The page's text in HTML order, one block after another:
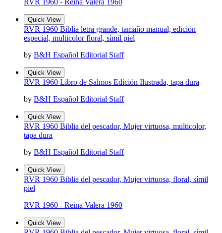
Quick View
RVR 1960 Biblia letra grande, tamaño manual, edición
especial, multicolor floral, símil piel
by B&H Español Editorial Staff
Quick View
RVR 1960 Libro de Salmos Edición Ilustrada, tapa dura
by B&H Español Editorial Staff
Quick View
RVR 1960 Biblia del pescador, Mujer virtuosa, multicolor,
tapa dura
by B&H Español Editorial Staff
Quick View
RVR 1960 Biblia del pescador, Mujer virtuosa, floral, símil
piel
RVR 1960 - Reina Valera 1960
Quick View